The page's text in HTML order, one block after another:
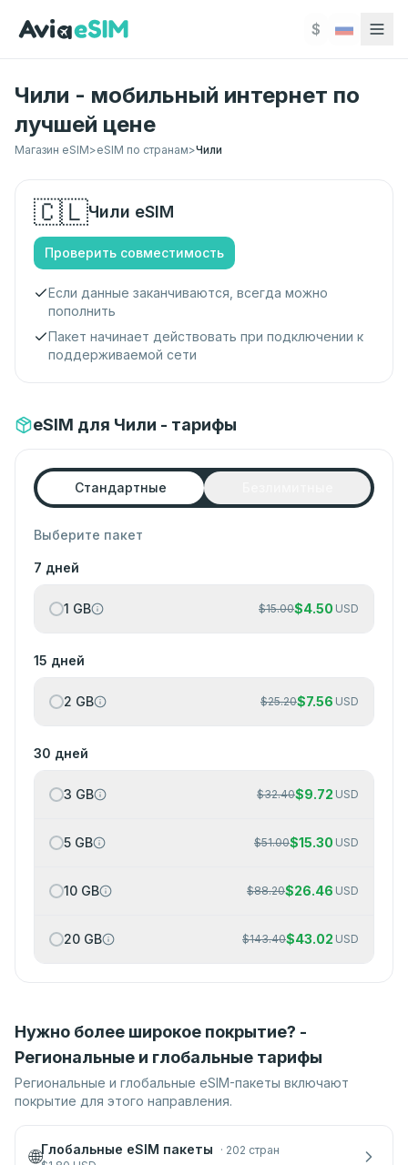
$
Чили - мобильный интернет по
лучшей цене
Магазин eSIM>eSIM по странам>Чили
🇨🇱Чили eSIM
Проверить совместимость
Если данные заканчиваются, всегда можно
пополнить
Пакет начинает действовать при подключении к
поддерживаемой сети
eSIM для Чили - тарифы
Стандартные
Выберите пакет
7 дней
1 GB $15.00$4.50 USD
15 дней
2 GB $25.20$7.56 USD
30 дней
3 GB $32.40$9.72 USD
5 GB $51.00$15.30 USD
10 GB $88.20$26.46 USD
20 GB $143.40$43.02 USD
Нужно более широкое покрытие? -
Региональные и глобальные тарифы
Региональные и глобальные eSIM-пакеты включают
покрытие для этого направления.
🌐Глобальные eSIM пакеты · 202 стран